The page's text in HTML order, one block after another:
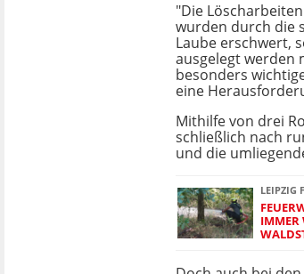
"Die
wurden durch die
Laube erschwert,
ausgelegt werden
besonders
eine
Mithilfe von drei
schließlich nach
und die
LEIPZIG
IMMER